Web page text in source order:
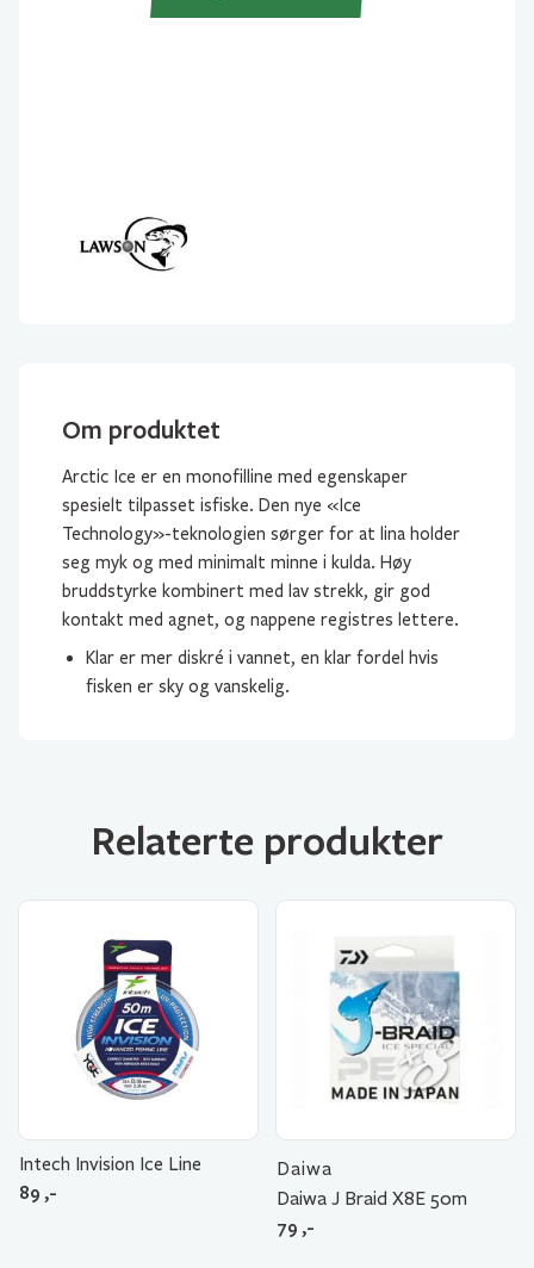
Om produktet
Arctic Ice er en monofilline med egenskaper
spesielt tilpasset isfiske. Den nye «Ice
Technology»-teknologien sørger for at lina holder
seg myk og med minimalt minne i kulda. Høy
bruddstyrke kombinert med lav strekk, gir god
kontakt med agnet, og nappene registres lettere.
Klar er mer diskré i vannet, en klar fordel hvis
fisken er sky og vanskelig.
Relaterte produkter
Intech Invision Ice Line
89 ,-
Daiwa
Daiwa J Braid X8E 50m
79 ,-